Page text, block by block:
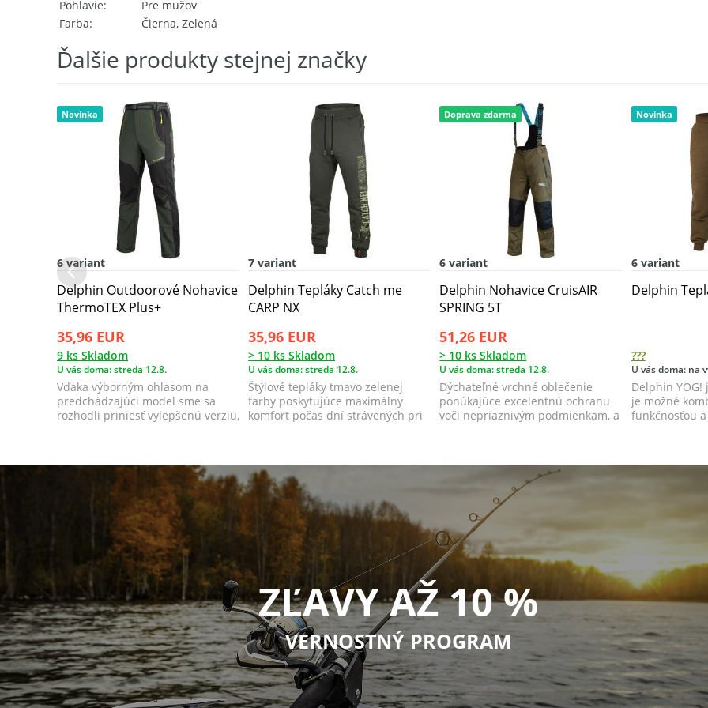
Pohlavie
Pre mužov
Farba
Čierna, Zelená
Ďalšie produkty stejnej značky
Novinka
6 variant
Delphin Outdoorové Nohavice
ThermoTEX Plus+
35,96 EUR
9 ks Skladom
U vás doma: streda 12.8.
Vďaka výborným ohlasom na
predchádzajúci model sme sa
rozhodli priniesť vylepšenú verziu,
7 variant
Delphin Tepláky Catch me
CARP NX
35,96 EUR
> 10 ks Skladom
U vás doma: streda 12.8.
Štýlové tepláky tmavo zelenej
farby poskytujúce maximálny
komfort počas dní strávených pri
Doprava zdarma
6 variant
Delphin Nohavice CruisAIR
SPRING 5T
51,26 EUR
> 10 ks Skladom
U vás doma: streda 12.8.
Dýchateľné vrchné oblečenie
ponúkajúce excelentnú ochranu
voči nepriaznivým podmienkam, a
Novinka
6 variant
Delphin
???
U vás doma: na
Delphin YOG!
je možné
funkčnosťou
ZĽAVY AŽ 10 %
VERNOSTNÝ PROGRAM